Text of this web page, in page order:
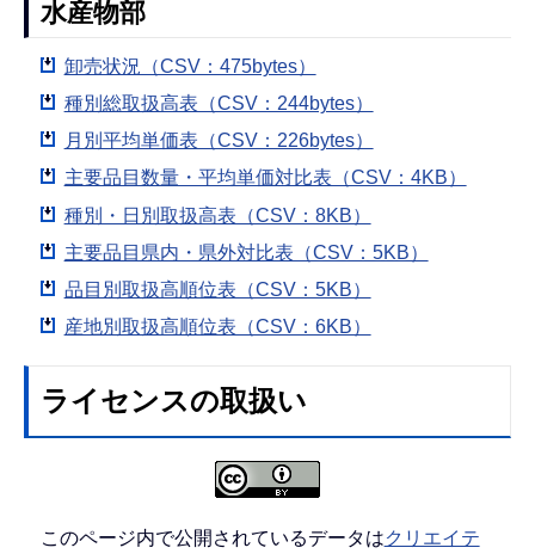
水産物部
卸売状況（CSV：475bytes）
種別総取扱高表（CSV：244bytes）
月別平均単価表（CSV：226bytes）
主要品目数量・平均単価対比表（CSV：4KB）
種別・日別取扱高表（CSV：8KB）
主要品目県内・県外対比表（CSV：5KB）
品目別取扱高順位表（CSV：5KB）
産地別取扱高順位表（CSV：6KB）
ライセンスの取扱い
このページ内で公開されているデータはクリエイテ